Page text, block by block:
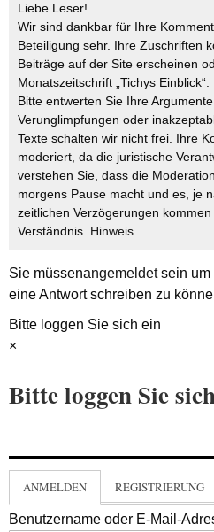
Liebe Leser!
Wir sind dankbar für Ihre
Beteiligung sehr. Ihre Zuschriften
Beiträge auf der Site erscheinen
Monatszeitschrift „Tichys Einblick“.
Bitte entwerten Sie Ihre
Verunglimpfungen oder
Texte schalten wir nicht frei. Ihre
moderiert, da die juristische
verstehen Sie, dass die
morgens Pause macht und es, je
zeitlichen Verzögerungen
Verständnis. Hinweis
Sie müssenangemeldetsein um
eine Antwort schreiben zu
Bitte loggen Sie sich ein
×
Bitte loggen Sie
ANMELDEN REGISTRIERUNG
Benutzername oder E-Mail-